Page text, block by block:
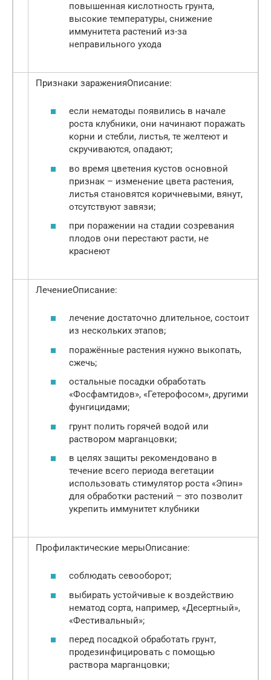
повышенная кислотность грунта,
высокие температуры, снижение
иммунитета растений из-за
неправильного ухода
Признаки зараженияОписание:
если нематоды появились в начале
роста клубники, они начинают поражать
корни и стебли, листья, те желтеют и
скручиваются, опадают;
во время цветения кустов основной
признак – изменение цвета растения,
листья становятся коричневыми, вянут,
отсутствуют завязи;
при поражении на стадии созревания
плодов они перестают расти, не
краснеют
ЛечениеОписание:
лечение достаточно длительное, состоит
из нескольких этапов;
поражённые растения нужно выкопать,
сжечь;
остальные посадки обработать
«Фосфамтидов», «Гетерофосом», другими
фунгицидами;
грунт полить горячей водой или
раствором марганцовки;
в целях защиты рекомендовано в
течение всего периода вегетации
использовать стимулятор роста «Эпин»
для обработки растений – это позволит
укрепить иммунитет клубники
Профилактические мерыОписание:
соблюдать севооборот;
выбирать устойчивые к воздействию
нематод сорта, например, «Десертный»,
«Фестивальный»;
перед посадкой обработать грунт,
продезинфицировать с помощью
раствора марганцовки;